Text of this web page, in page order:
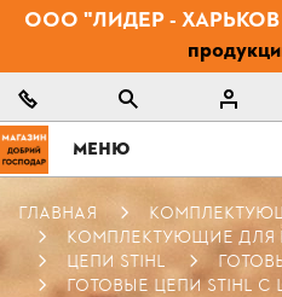
ООО "ЛИДЕР - ХАРЬКОВ
МЕНЮ
ГЛАВНАЯ
КОМПЛЕКТУЮЩИЕ ДЛЯ
ЦЕПИ STIHL
ГОТОВЫЕ ЦЕПИ STIHL С